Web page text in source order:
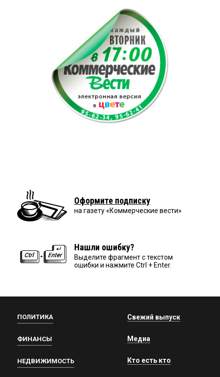
Оформите подписку
на газету «Коммерческие вести»
Нашли ошибку?
Выделите фрагмент с текстом
ошибки и нажмите Ctrl + Enter.
ПОЛИТИКА
ФИНАНСЫ
НЕДВИЖИМОСТЬ
Свежий выпуск
Медиа
Кто есть кто